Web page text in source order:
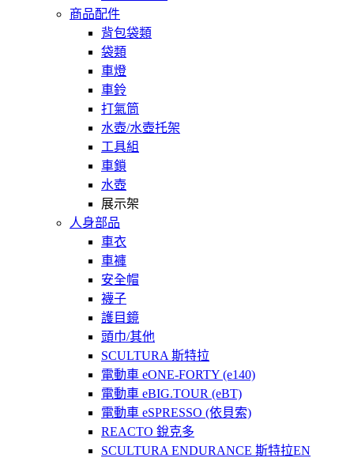
商品配件
背包袋類
袋類
車燈
車鈴
打氣筒
水壺/水壺托架
工具組
車鎖
水壺
展示架
人身部品
車衣
車褲
安全帽
襪子
護目鏡
頭巾/其他
SCULTURA 斯特拉
電動車 eONE-FORTY (e140)
電動車 eBIG.TOUR (eBT)
電動車 eSPRESSO (依貝索)
REACTO 銳克多
SCULTURA ENDURANCE 斯特拉EN